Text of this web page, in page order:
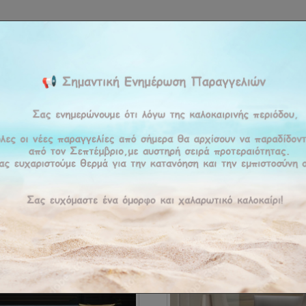
ΕΤΑΙΡΕΊΑ ΠΡΟΪΟΝΤΑ ΠΡΟΣΦΟΡΕΣΥΠΗΡΕΣΊΕΣBLOG